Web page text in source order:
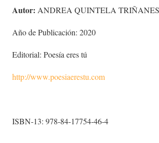
Autor: ANDREA QUINTELA TRIÑANES
Año de Publicación: 2020
Editorial: Poesía eres tú
http://www.poesiaerestu.com
ISBN-13: 978-84-17754-46-4